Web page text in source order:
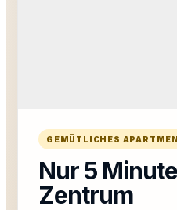
GEMÜTLICHES
Nur 5
Zentrum